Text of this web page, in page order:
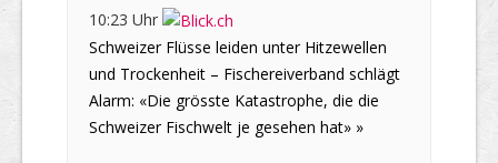
10:23 Uhr
Schweizer Flüsse leiden unter Hitzewellen
und Trockenheit – Fischereiverband schlägt
Alarm: «Die grösste Katastrophe, die die
Schweizer Fischwelt je gesehen hat» »